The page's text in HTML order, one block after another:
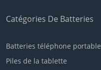
Catégories De Batteries
Batteries téléphone portable
Piles de la tablette